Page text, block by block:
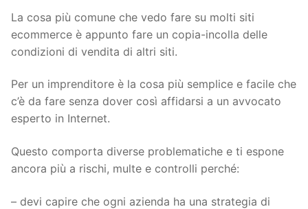
La cosa più comune che vedo fare su molti siti
ecommerce è appunto fare un copia-incolla delle
condizioni di vendita di altri siti.
Per un imprenditore è la cosa più semplice e facile che
c’è da fare senza dover così affidarsi a un avvocato
esperto in Internet.
Questo comporta diverse problematiche e ti espone
ancora più a rischi, multe e controlli perché:
– devi capire che ogni azienda ha una strategia di